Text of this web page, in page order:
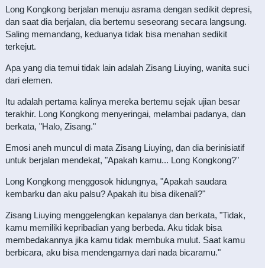
Long Kongkong berjalan menuju asrama dengan sedikit depresi,
dan saat dia berjalan, dia bertemu seseorang secara langsung.
Saling memandang, keduanya tidak bisa menahan sedikit
terkejut.
Apa yang dia temui tidak lain adalah Zisang Liuying, wanita suci
dari elemen.
Itu adalah pertama kalinya mereka bertemu sejak ujian besar
terakhir. Long Kongkong menyeringai, melambai padanya, dan
berkata, "Halo, Zisang."
Emosi aneh muncul di mata Zisang Liuying, dan dia berinisiatif
untuk berjalan mendekat, "Apakah kamu... Long Kongkong?"
Long Kongkong menggosok hidungnya, "Apakah saudara
kembarku dan aku palsu? Apakah itu bisa dikenali?"
Zisang Liuying menggelengkan kepalanya dan berkata, "Tidak,
kamu memiliki kepribadian yang berbeda. Aku tidak bisa
membedakannya jika kamu tidak membuka mulut. Saat kamu
berbicara, aku bisa mendengarnya dari nada bicaramu."